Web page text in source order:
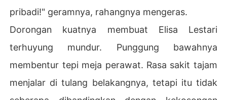
pribadi!" geramnya, rahangnya mengeras.
Dorongan kuatnya membuat Elisa Lestari
terhuyung mundur. Punggung bawahnya
membentur tepi meja perawat. Rasa sakit tajam
menjalar di tulang belakangnya, tetapi itu tidak